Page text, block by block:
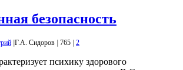
безопасность
Г.А. Сидоров 765 2
психику здорового